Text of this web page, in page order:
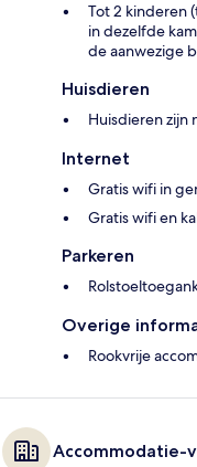
Tot 2 kinderen
in dezelfde
de aanwezige
Huisdieren
Huisdieren zijn
Internet
Gratis wifi in
Gratis wifi en
Parkeren
Overige
Rookvrije
Accommodatie-